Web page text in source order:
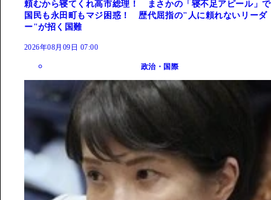
頼むから寝てくれ高市総理！ まさかの「寝不足アピール」で
国民も永田町もマジ困惑！ 歴代屈指の"人に頼れないリーダ
ー"が招く国難
2026年08月09日 07:00
政治・国際